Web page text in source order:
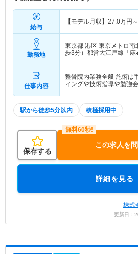
給与
【モデル月収】 27.0万円～
勤務地
東京都 港区 東京メトロ南
歩3分）都営大江戸線「麻
仕事内容
整骨院内業務全般 施術は
ィングや技術指導や勉強
駅から徒歩5分以内 積極採用中
保存する
この求人を
詳細を見る
株式
更新日：